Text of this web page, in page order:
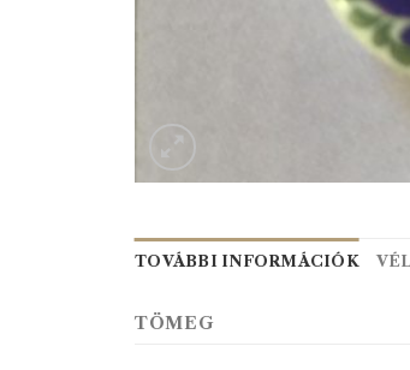
TOVÁBBI INFORMÁCIÓK
TÖMEG